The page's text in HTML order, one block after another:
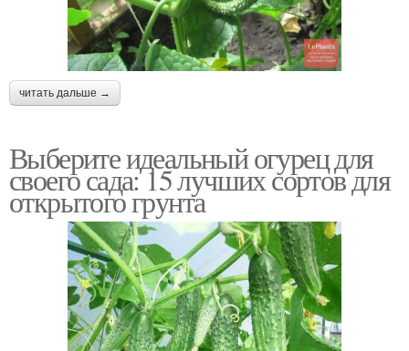
читать дальше →
Выберите идеальный огурец для
своего сада: 15 лучших сортов для
открытого грунта